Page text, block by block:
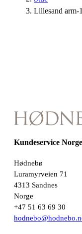
Lillesand arm-
Kundeservice Norge
Hødnebø
Luramyrveien 71
4313 Sandnes
Norge
+47 51 63 69 30